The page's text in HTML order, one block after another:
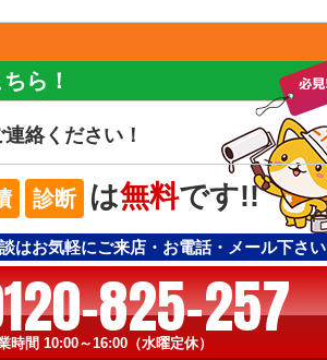
ら！
絡ください！
診断 は無料です!!
はお気軽にご来店・お電話・メール下さい
825-257
時間 10:00～16:00（水曜定休）